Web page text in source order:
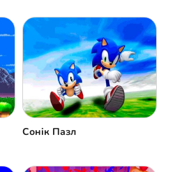
Сонік Пазл